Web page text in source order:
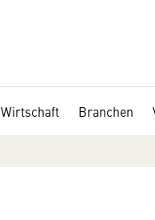
Wirtschaft Branchen